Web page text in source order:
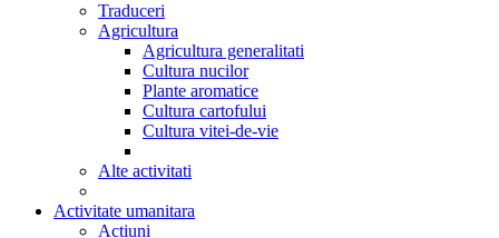
Traduceri
Agricultura
Agricultura generalitati
Cultura nucilor
Plante aromatice
Cultura cartofului
Cultura vitei-de-vie
Alte activitati
Activitate umanitara
Actiuni